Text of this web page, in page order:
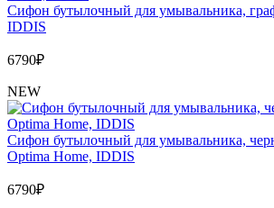
Сифон бутылочный для умывальника,
IDDIS
6790₽
NEW
Сифон бутылочный для умывальника,
Optima Home, IDDIS
6790₽